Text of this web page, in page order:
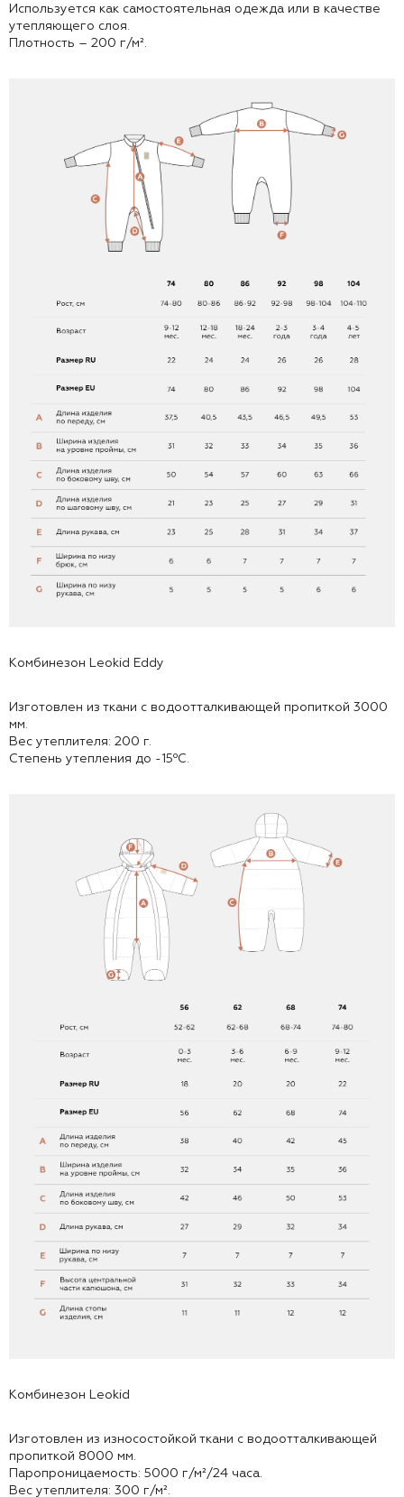
Используется как самостоятельная одежда или в качестве
утепляющего слоя.
Плотность – 200 г/м².
Комбинезон Leokid Eddy
Изготовлен из ткани с водоотталкивающей пропиткой 3000
мм.
Вес утеплителя: 200 г.
Степень утепления до -15⁰С.
Комбинезон Leokid
Изготовлен из износостойкой ткани с водоотталкивающей
пропиткой 8000 мм.
Паропроницаемость: 5000 г/м²/24 часа.
Вес утеплителя: 300 г/м².